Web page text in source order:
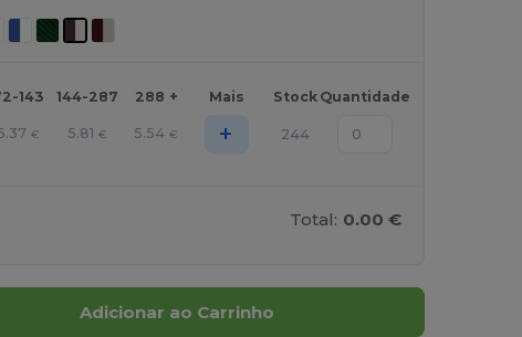
143 144-287 288 + Mais Stock Quantidade
€ 5.81 € 5.54 € + 244
Total: 0.00 €
Adicionar ao Carrinho